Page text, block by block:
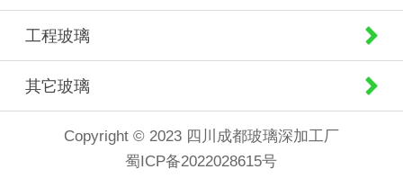
工程玻璃
其它玻璃
Copyright © 2023 四川成都玻璃深加工厂
蜀ICP备2022028615号